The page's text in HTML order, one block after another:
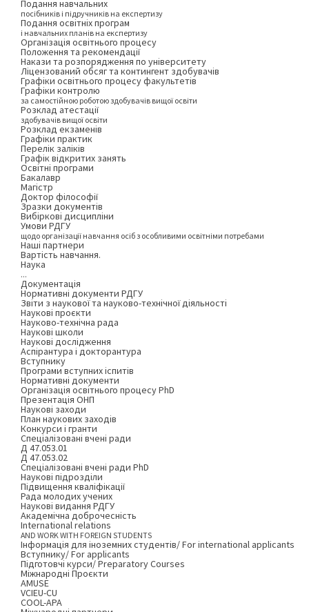
Подання навчальних
посібників і підручників на експертизу
Подання освітніх програм
і навчальних планів на експертизу
Організація освітнього процесу
Положення та рекомендації
Накази та розпорядження по університету
Ліцензований обсяг та контингент здобувачів
Графіки освітнього процесу факультетів
Графіки контролю
за самостійною роботою здобувачів вищої освіти
Розклад атестації
здобувачів вищої освіти
Розклад екзаменів
Графіки практик
Перелік заліків
Графік відкритих занять
Освітні програми
Бакалавр
Магістр
Доктор філософії
Зразки документів
Вибіркові дисципліни
Умови РДГУ
щодо організації навчання осіб з особливими освітніми потребами
Наші партнери
Вартість навчання.
Наука
...
Документація
Нормативні документи РДГУ
Звіти з наукової та науково-технічної діяльності
Наукові проєкти
Науково-технічна рада
Наукові школи
Наукові дослідження
Аспірантура і докторантура
Вступнику
Програми вступних іспитів
Нормативні документи
Організація освітнього процесу PhD
Презентація ОНП
Наукові заходи
План наукових заходів
Конкурси і гранти
Спеціалізовані вчені ради
Д 47.053.01
Д 47.053.02
Спеціалізовані вчені ради PhD
Наукові підрозділи
Підвищення кваліфікації
Рада молодих учених
Наукові видання РДГУ
Академічна доброчесність
International relations
AND WORK WITH FOREIGN STUDENTS
Інформація для іноземних студентів/ For international applicants
Вступнику/ For applicants
Підготовчі курси/ Preparatory Courses
Міжнародні Проєкти
AMUSE
VCIEU-CU
COOL-APA